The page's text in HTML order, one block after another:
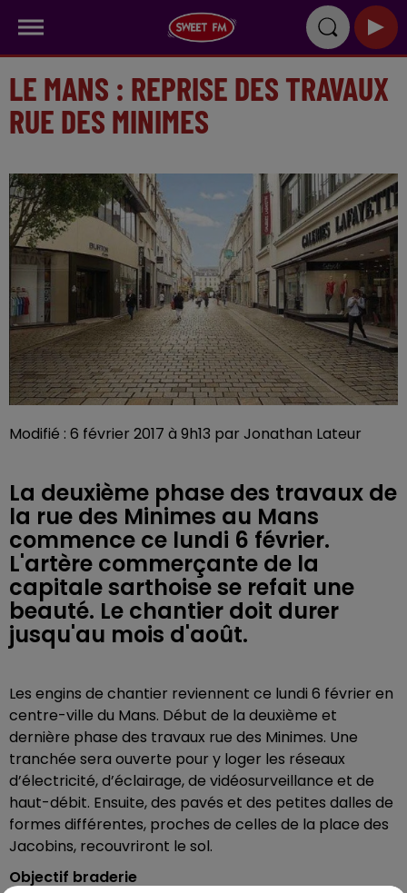
LE MANS : REPRISE DES TRAVAUX
RUE DES MINIMES
Modifié : 6 février 2017 à 9h13 par Jonathan Lateur
La deuxième phase des travaux de
la rue des Minimes au Mans
commence ce lundi 6 février.
L'artère commerçante de la
capitale sarthoise se refait une
beauté. Le chantier doit durer
jusqu'au mois d'août.
Les engins de chantier reviennent ce lundi 6 février en
centre-ville du Mans. Début de la deuxième et
dernière phase des travaux rue des Minimes. Une
tranchée sera ouverte pour y loger les réseaux
d’électricité, d’éclairage, de vidéosurveillance et de
haut-débit. Ensuite, des pavés et des petites dalles de
formes différentes, proches de celles de la place des
Jacobins, recouvriront le sol.
Objectif braderie